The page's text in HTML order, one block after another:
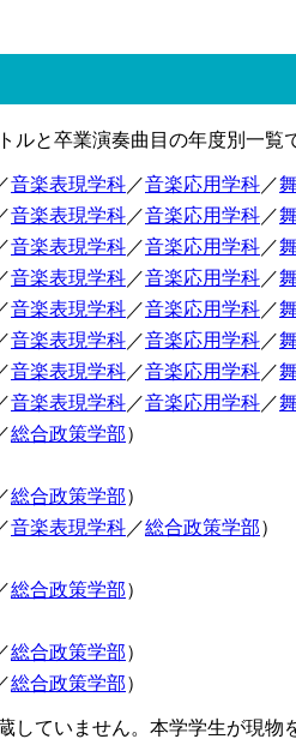
と卒業演奏曲目の年度別一覧
音楽表現学科／音楽応用学科／
音楽表現学科／音楽応用学科／
音楽表現学科／音楽応用学科／
音楽表現学科／音楽応用学科／
音楽表現学科／音楽応用学科／
音楽表現学科／音楽応用学科／
音楽表現学科／音楽応用学科／
音楽表現学科／音楽応用学科／
総合政策学部）
総合政策学部）
音楽表現学科／総合政策学部）
総合政策学部）
総合政策学部）
総合政策学部）
していません。本学学生が現